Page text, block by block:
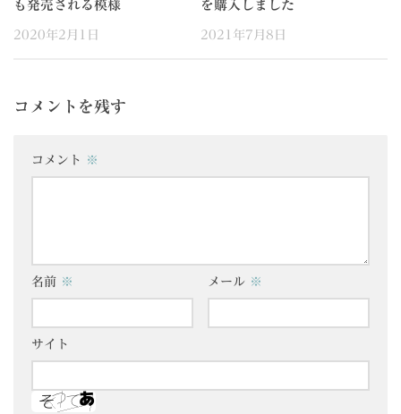
も発売される模様
2020年2月1日
を購入しました
2021年7月8日
コメントを残す
コメント ※
名前 ※ メール ※
サイト